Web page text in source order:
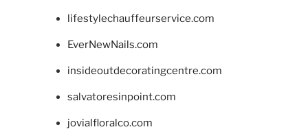
lifestylechauffeurservice.com
EverNewNails.com
insideoutdecoratingcentre.com
salvatoresinpoint.com
jovialfloralco.com